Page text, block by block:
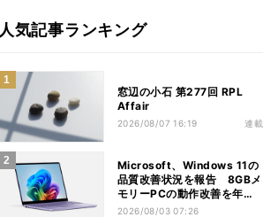
人気記事ランキング
窓辺の小石 第277回 RPL
Affair
2026/08/07 16:19 連載
Microsoft、Windows 11の
品質改善状況を報告 8GBメ
モリーPCの動作改善を年内
推進
2026/08/03 07:26